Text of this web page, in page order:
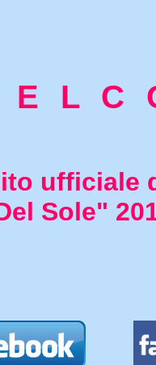
E L C
ufficiale
Sole"